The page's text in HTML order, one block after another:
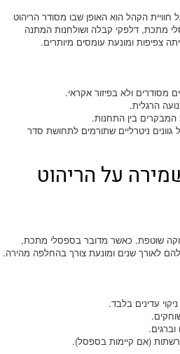
הקהל הוא האופן שבו מסודר הריהוט
מתכת, דלפקי קבלה ושולחנות המתנה
צפיפות ומונעת עומסים מיותרים.
ולא בפיזור אקראי.
הרגלית.
המבקרים בין התחנות.
ניטרליים שתורמים לתחושת סדר
על הריהוט
שוטפת. כאשר מדובר בספסלי מתכת,
לאורך שנים ומונעת צורך בהחלפה מהירה.
עדינים בלבד.
(אם קיימות בספסל).